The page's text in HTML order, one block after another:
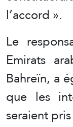
l’accord ».
Le
Emirats
Bahreïn, a
que les
seraient